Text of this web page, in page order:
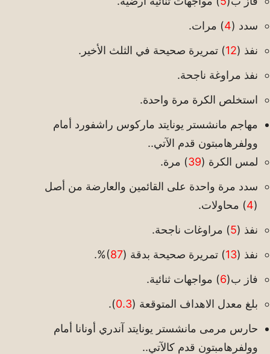
سدد (4) مرات.
نفذ (12) تمريرة صحيحة في الثلث الأخير.
نفذ مراوغة ناجحة.
استخلص الكرة مرة واحدة.
مهاجم مانشستر يونايتد ماركوس راشفورد أمام
وولفرهامبتون قدم الآتي..
لمس الكرة (39) مرة.
سدد مرة واحدة على القائمين والعارضة من أصل
(
4) محاولات.
نفذ (5) مراوغات ناجحة.
نفذ (13) تمريرة صحيحة بدقة (87
)%.
فاز ب(6) مواجهات ثنائية.
بلغ معدل الاهداف المتوقعة (0.3
).
حارس مرمى مانشستر يونايتد آندري أونانا أمام
وولفرهامبتون قدم كالآتي..